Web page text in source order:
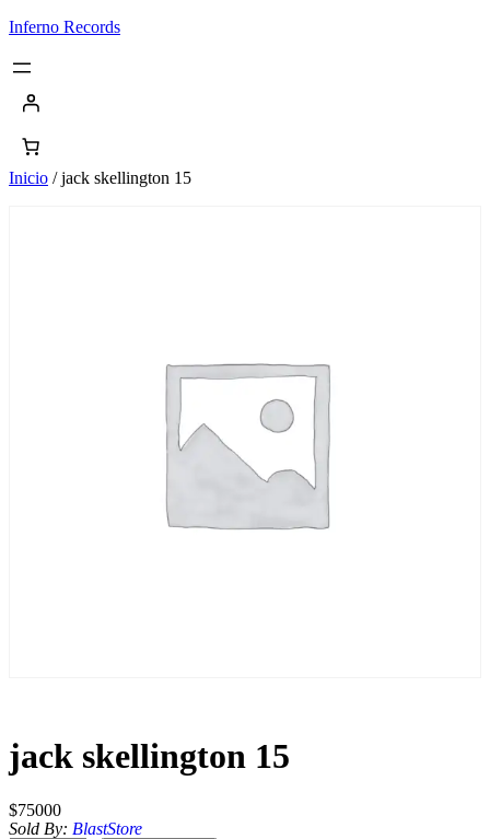
Saltar
contenido
Inferno Records
Inicio / jack skellington 15
jack skellington 15
$75000
Sold By: BlastStore